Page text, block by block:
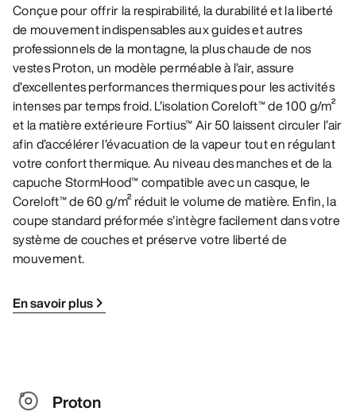
Conçue pour offrir la respirabilité, la durabilité et la liberté
de mouvement indispensables aux guides et autres
professionnels de la montagne, la plus chaude de nos
vestes Proton, un modèle perméable à l’air, assure
d’excellentes performances thermiques pour les activités
intenses par temps froid. L’isolation Coreloft™ de 100 g/m²
et la matière extérieure Fortius™ Air 50 laissent circuler l’air
afin d’accélérer l’évacuation de la vapeur tout en régulant
votre confort thermique. Au niveau des manches et de la
capuche StormHood™ compatible avec un casque, le
Coreloft™ de 60 g/m² réduit le volume de matière. Enfin, la
coupe standard préformée s’intègre facilement dans votre
système de couches et préserve votre liberté de
mouvement.
En savoir plus
Proton